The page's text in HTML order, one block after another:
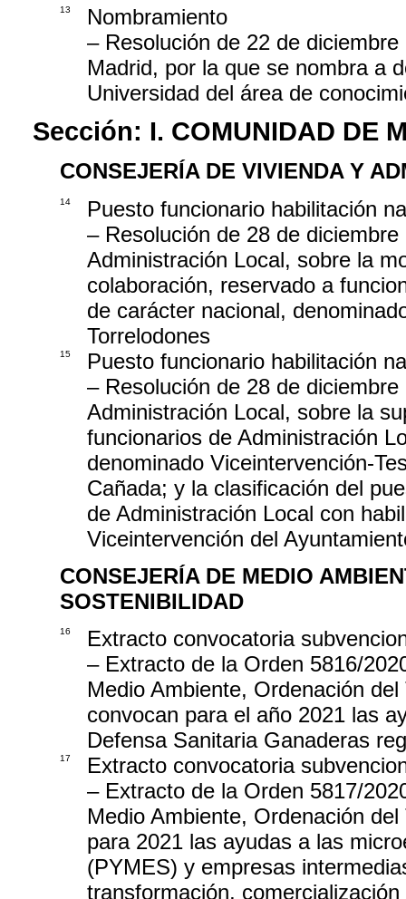
13
Nombramiento
– Resolución de 22 de
Madrid, por la que se nombra a
Universidad del área de
Sección: I. COMUNIDAD DE
CONSEJERÍA DE VIVIENDA Y
14
Puesto funcionario habilitación
– Resolución de 28 de
Administración Local, sobre la
colaboración, reservado a
de carácter nacional,
Torrelodones
15
Puesto funcionario habilitación
– Resolución de 28 de
Administración Local, sobre la
funcionarios de Administración
denominado Viceintervención-
Cañada; y la clasificación del
de Administración Local con
Viceintervención del
CONSEJERÍA DE MEDIO
SOSTENIBILIDAD
16
Extracto convocatoria
– Extracto de la Orden 5816/
Medio Ambiente, Ordenación
convocan para el año 2021 las
Defensa Sanitaria Ganaderas
17
Extracto convocatoria
– Extracto de la Orden 5817/
Medio Ambiente, Ordenación
para 2021 las ayudas a las
(PYMES) y empresas
transformación,